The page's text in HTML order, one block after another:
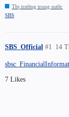
Thị trường trong nước
SBS
SBS_Official 14
#1
7 Likes